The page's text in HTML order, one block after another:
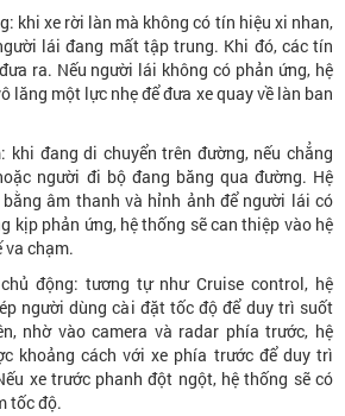
khi xe rời làn mà không có tín hiệu xi nhan,
lái đang mất tập trung. Khi đó, các tín
ra. Nếu người lái không có phản ứng, hệ
lăng một lực nhẹ để đưa xe quay về làn ban
khi đang di chuyển trên đường, nếu chẳng
người đi bộ đang băng qua đường. Hệ
âm thanh và hỉnh ảnh để người lái có
kịp phản ứng, hệ thống sẽ can thiệp vào hệ
va chạm.
động: tương tự như Cruise control, hệ
người dùng cài đặt tốc độ để duy trì suốt
nhờ vào camera và radar phía trước, hệ
khoảng cách với xe phía trước để duy trì
xe trước phanh đột ngột, hệ thống sẽ có
tốc độ.